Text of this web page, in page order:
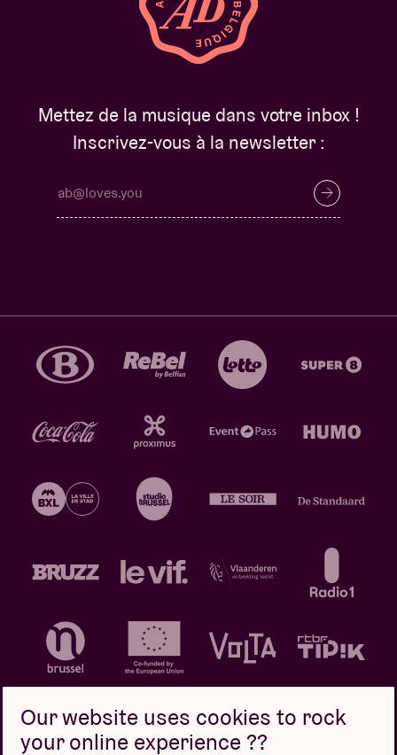
Mettez de la musique dans votre inbox !
Inscrivez-vous à la newsletter :
Our website uses cookies to rock
your online experience ??